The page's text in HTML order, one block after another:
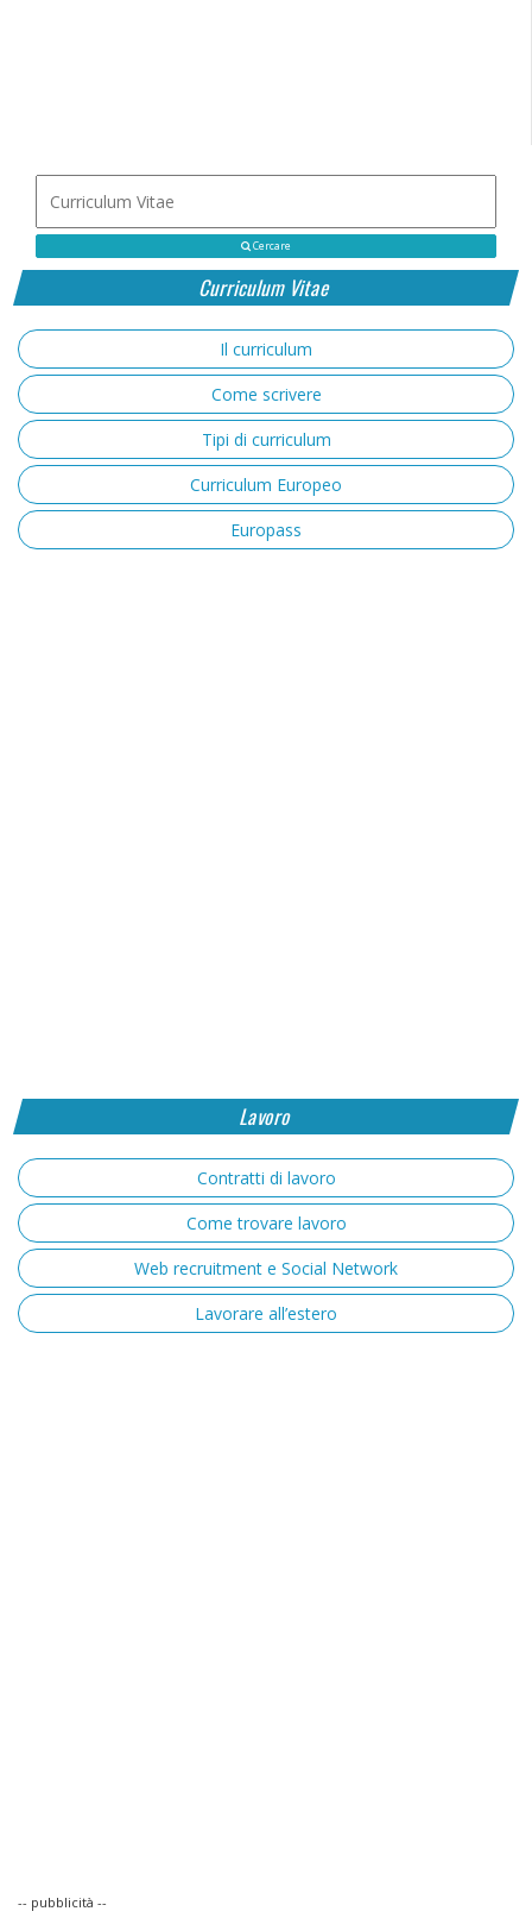
Cercare
Curriculum Vitae
Il curriculum
Come scrivere
Tipi di curriculum
Curriculum Europeo
Europass
Lavoro
Contratti di lavoro
Come trovare lavoro
Web recruitment e Social Network
Lavorare all’estero
-- pubblicità --